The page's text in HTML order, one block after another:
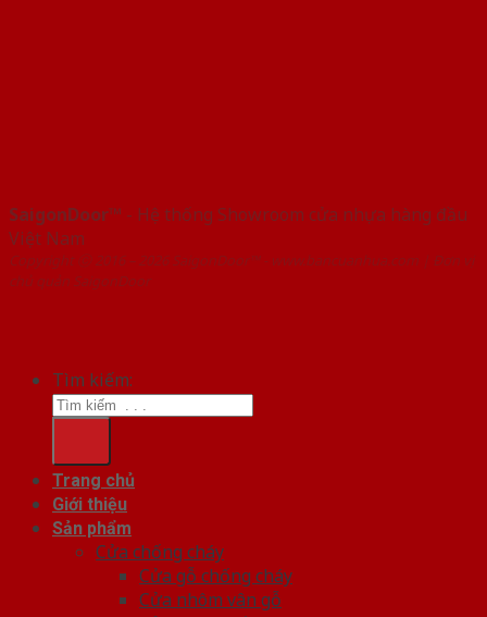
SaigonDoor™ - Hệ thống Showroom cửa nhựa hàng đầu
Việt Nam
Copyright ⓒ 2016 – 2026 SaigonDoor™ - www.bancuanhua.com | Đơn vị
chủ quản SaigonDoor
Tìm kiếm:
Trang chủ
Giới thiệu
Sản phẩm
Cửa chống cháy
Cửa gỗ chống cháy
Cửa nhôm vân gỗ